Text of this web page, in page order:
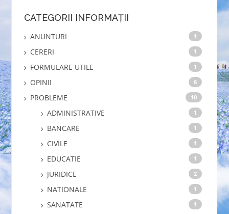
CATEGORII INFORMAȚII
ANUNTURI 1
CERERI 1
FORMULARE UTILE 1
OPINII 6
PROBLEME 10
ADMINISTRATIVE 1
BANCARE 1
CIVILE 1
EDUCATIE 1
JURIDICE 2
NATIONALE 1
SANATATE 1